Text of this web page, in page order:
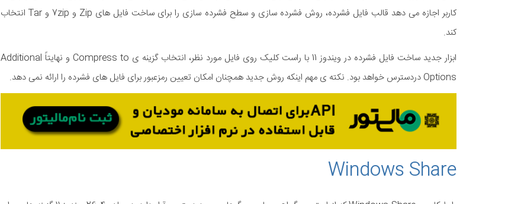
کاربر اجازه می دهد قالب فایل فشرده، روش فشرده سازی و سطح فشرده سازی را برای ساخت فایل های Zip و 7zip و Tar انتخاب
کند.
ابزار جدید ساخت فایل فشرده در ویندوز 11 با راست کلیک روی فایل مورد نظر، انتخاب گزینه ی Compress to و نهایتاً Additional
Options دردسترس خواهد بود. نکته ی مهم اینکه روش جدید همچنان امکان تعیین رمزعبور برای فایل های فشرده را ارائه نمی دهد.
Windows Share